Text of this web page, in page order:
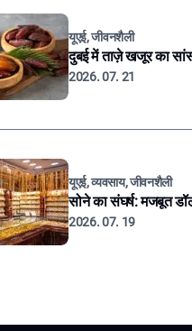
यूएई, जीवनशैली
दुबई में ताज़े खजूर का
2026. 07. 21
यूएई, व्यवसाय, जीवनशैली
सोने का संघर्ष: मजबूत
2026. 07. 19